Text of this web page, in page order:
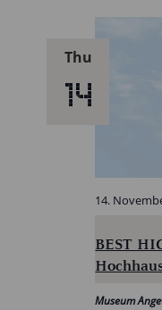
Thu
14
BEST
14.
Museum